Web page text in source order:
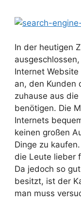
In der heutigen
Internet
an, den Kunden
zuhause aus
benötigen. Die
Internets
keinen großen
Dinge zu
die Leute lieber
Da jedoch so
besitzt, ist der
man muss